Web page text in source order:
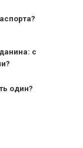
с
один?
10 лет и